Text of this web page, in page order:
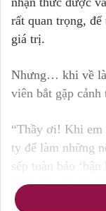
rất quan trọng,
giá trị.
Nhưng… khi về
viên bắt gặp
“Thầy ơi! Khi em
ty để làm những
sếp toàn bảo
khổ nỗi, trên ấy
các nơi khác…”.